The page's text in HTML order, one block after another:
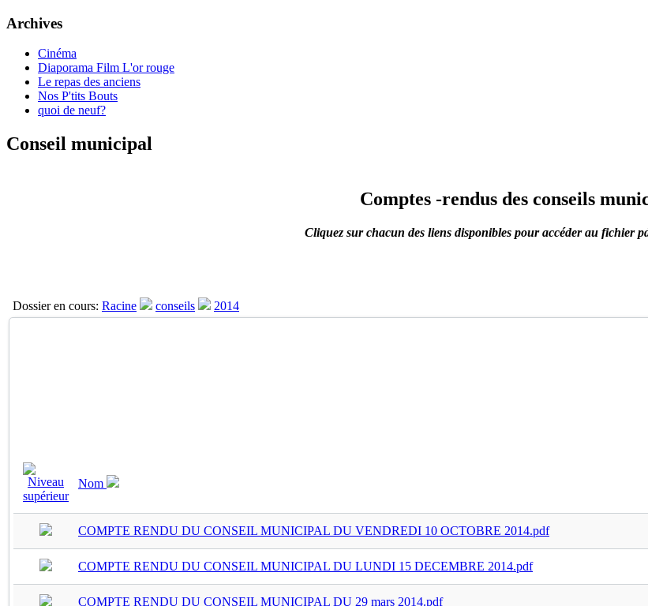
Archives
Cinéma
Diaporama Film L'or rouge
Le repas des anciens
Nos P'tits Bouts
quoi de neuf?
Conseil municipal
Comptes -rendus des conseils
Cliquez sur chacun des liens disponibles pour accéder au fichier
Dossier en cours: Racine conseils 2014
Nom
COMPTE RENDU DU CONSEIL MUNICIPAL DU VENDREDI 10 OCTOBRE 2014.pdf
COMPTE RENDU DU CONSEIL MUNICIPAL DU LUNDI 15 DECEMBRE 2014.pdf
COMPTE RENDU DU CONSEIL MUNICIPAL DU 29 mars 2014.pdf